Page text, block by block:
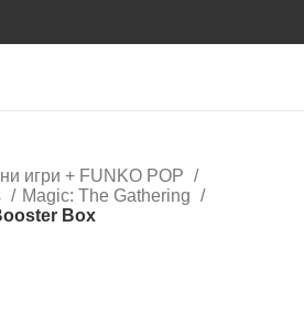
игри + FUNKO POP
Magic: Тhe Gathering
Box